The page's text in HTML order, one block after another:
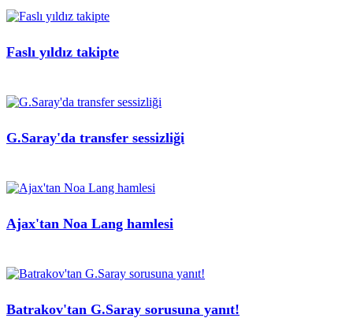
Faslı yıldız takipte
G.Saray'da transfer sessizliği
Ajax'tan Noa Lang hamlesi
Batrakov'tan G.Saray sorusuna yanıt!